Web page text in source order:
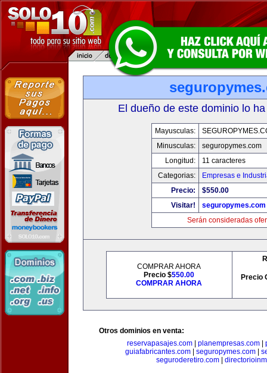
El dueño de este dominio lo
Mayusculas:
Minusculas:
seguropymes.com
Longitud:
11 caracteres
Categorias:
Empresas e
Precio:
$550.00
Visitar!
seguropymes.com
Serán consideradas
COMPRAR AHORA
Precio $550.00
COMPRAR AHORA
Precio
Otros dominios en venta:
reservapasajes.com
planempresas.com
guiafabricantes.com| seguropymes.com|
seguroderetiro.com|